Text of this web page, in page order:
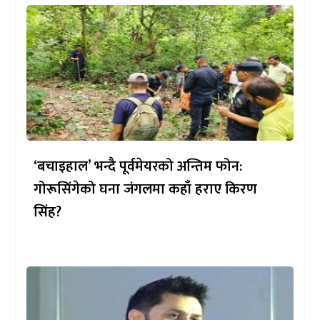
‘बचाइहाल’ भन्दै पूर्वमेयरको अन्तिम फोन:
गोरूसिंगेको घना जंगलमा कहाँ हराए किरण
सिंह?